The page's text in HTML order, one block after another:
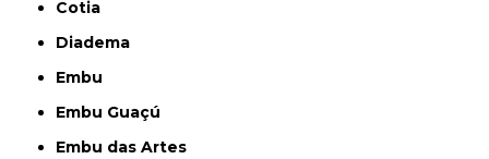
Cotia
Diadema
Embu
Embu Guaçú
Embu das Artes